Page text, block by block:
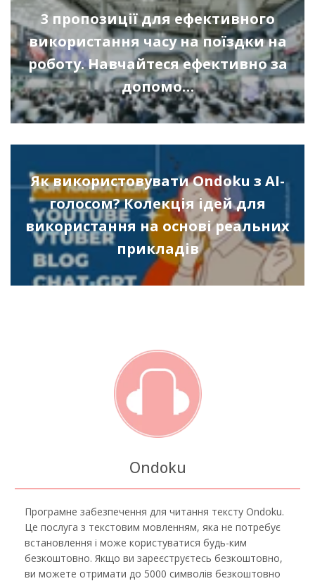
3 пропозиції для ефективного
використання часу на поїздки на
роботу. Навчайтеся ефективно за
допомо…
Як використовувати Ondoku з AI-
голосом? Колекція ідей для
використання на основі реальних
прикладів
Ondoku
Програмне забезпечення для читання тексту Ondoku.
Це послуга з текстовим мовленням, яка не потребує
встановлення і може користуватися будь-ким
безкоштовно. Якщо ви зареєструєтесь безкоштовно,
ви можете отримати до 5000 символів безкоштовно